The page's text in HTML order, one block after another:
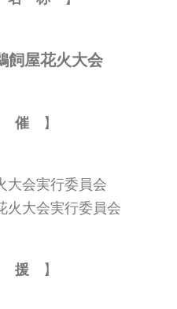
飼屋花火大会
催 】
大会実行委員会
火大会実行委員会
援 】